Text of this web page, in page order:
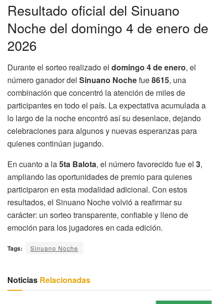
Resultado oficial del Sinuano
Noche del domingo 4 de enero de
2026
Durante el sorteo realizado el domingo 4 de enero, el
número ganador del Sinuano Nochefue8615, una
combinación que concentró la atención de miles de
participantes en todo el país. La expectativa acumulada a
lo largo de la noche encontró así su desenlace, dejando
celebraciones para algunos y nuevas esperanzas para
quienes continúan jugando.
En cuanto a la5ta Balota, el número favorecido fue el 3,
ampliando las oportunidades de premio para quienes
participaron en esta modalidad adicional. Con estos
resultados, el Sinuano Noche volvió a reafirmar su
carácter: un sorteo transparente, confiable y lleno de
emoción para los jugadores en cada edición.
Tags: Sinuano Noche
Noticias Relacionadas